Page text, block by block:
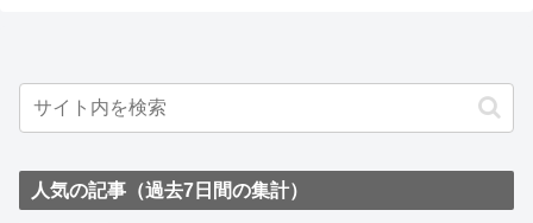
人気の記事（過去7日間の集計）